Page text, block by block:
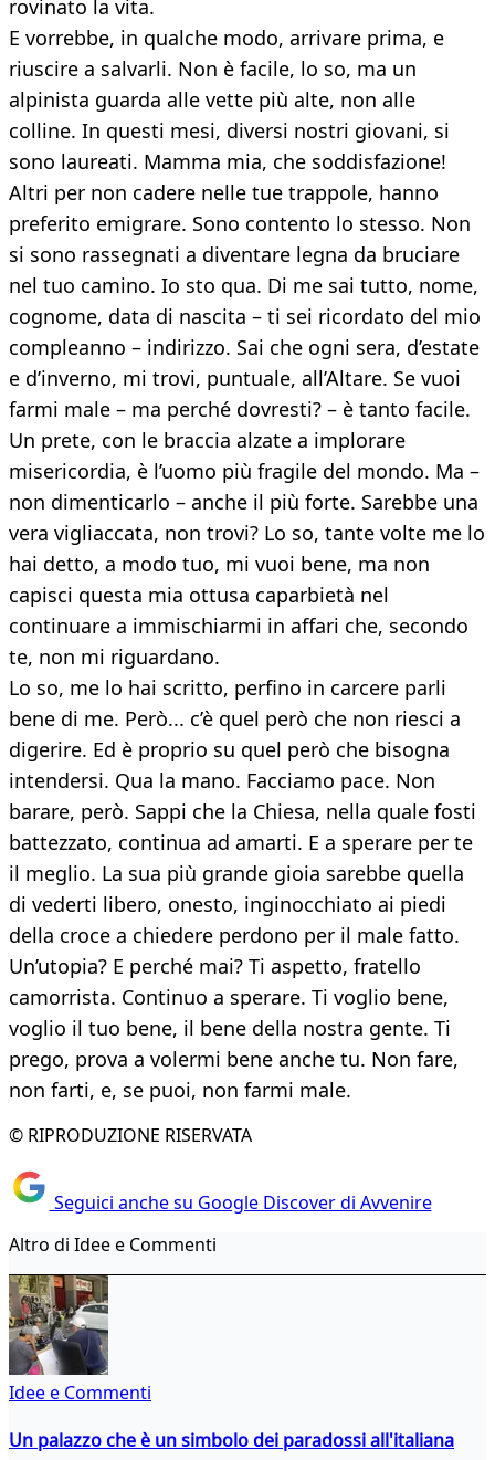
rovinato la vita.
E vorrebbe, in qualche modo, arrivare prima, e
riuscire a salvarli. Non è facile, lo so, ma un
alpinista guarda alle vette più alte, non alle
colline. In questi mesi, diversi nostri giovani, si
sono laureati. Mamma mia, che soddisfazione!
Altri per non cadere nelle tue trappole, hanno
preferito emigrare. Sono contento lo stesso. Non
si sono rassegnati a diventare legna da bruciare
nel tuo camino. Io sto qua. Di me sai tutto, nome,
cognome, data di nascita – ti sei ricordato del mio
compleanno – indirizzo. Sai che ogni sera, d’estate
e d’inverno, mi trovi, puntuale, all’Altare. Se vuoi
farmi male – ma perché dovresti? – è tanto facile.
Un prete, con le braccia alzate a implorare
misericordia, è l’uomo più fragile del mondo. Ma –
non dimenticarlo – anche il più forte. Sarebbe una
vera vigliaccata, non trovi? Lo so, tante volte me lo
hai detto, a modo tuo, mi vuoi bene, ma non
capisci questa mia ottusa caparbietà nel
continuare a immischiarmi in affari che, secondo
te, non mi riguardano.
Lo so, me lo hai scritto, perfino in carcere parli
bene di me. Però... c’è quel però che non riesci a
digerire. Ed è proprio su quel però che bisogna
intendersi. Qua la mano. Facciamo pace. Non
barare, però. Sappi che la Chiesa, nella quale fosti
battezzato, continua ad amarti. E a sperare per te
il meglio. La sua più grande gioia sarebbe quella
di vederti libero, onesto, inginocchiato ai piedi
della croce a chiedere perdono per il male fatto.
Un’utopia? E perché mai? Ti aspetto, fratello
camorrista. Continuo a sperare. Ti voglio bene,
voglio il tuo bene, il bene della nostra gente. Ti
prego, prova a volermi bene anche tu. Non fare,
non farti, e, se puoi, non farmi male.
© RIPRODUZIONE RISERVATA
Seguici anche su Google Discover di Avvenire
Altro di Idee e Commenti
Idee e Commenti
Un palazzo che è un simbolo dei paradossi all'italiana